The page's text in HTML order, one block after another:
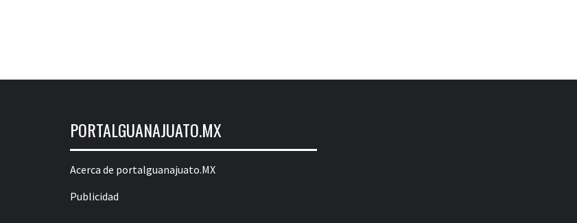
PORTALGUANAJUATO.MX
Acerca de portalguanajuato.MX
Publicidad